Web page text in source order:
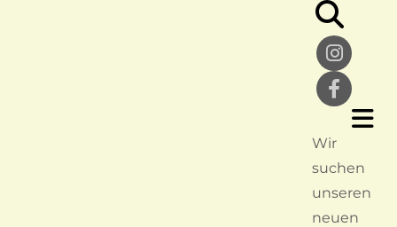
Wir
suchen
unseren
neuen